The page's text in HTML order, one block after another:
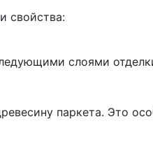
свойства:
слоями
паркета. Это